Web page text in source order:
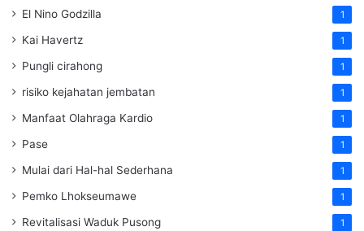
El Nino Godzilla 1
Kai Havertz 1
Pungli cirahong 1
risiko kejahatan jembatan 1
Manfaat Olahraga Kardio 1
Pase 1
Mulai dari Hal-hal Sederhana 1
Pemko Lhokseumawe 1
Revitalisasi Waduk Pusong 1